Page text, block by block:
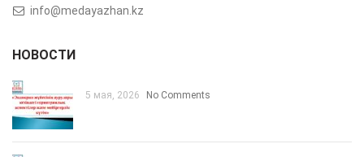
info@medayazhan.kz
НОВОСТИ
5 мая, 2026 No Comments